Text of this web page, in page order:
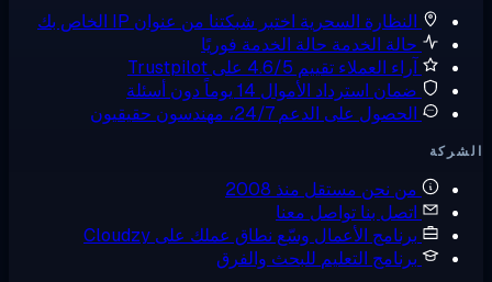
النظارة السحريةاختبر شبكتنا من عنوان IP الخاص بك
حالة الخدمةحالة الخدمة فوريًا
آراء العملاءتقييم 4.6/5 على Trustpilot
ضمان استرداد الأموال14 يوماً دون أسئلة
الحصول على الدعم 24/7، مهندسون حقيقيون
من نحنمستقل منذ 2008
اتصل بنا تواصل معنا
برنامج الأعمالوسّع نطاق عملك على Cloudzy
برنامج التعليمللبحث والفرق